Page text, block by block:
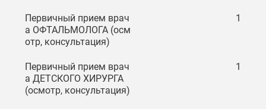
Первичный прием врач
а ОФТАЛЬМОЛОГА (осм
отр, консультация)
1
Первичный прием врач
а ДЕТСКОГО ХИРУРГА
(осмотр, консультация)
1